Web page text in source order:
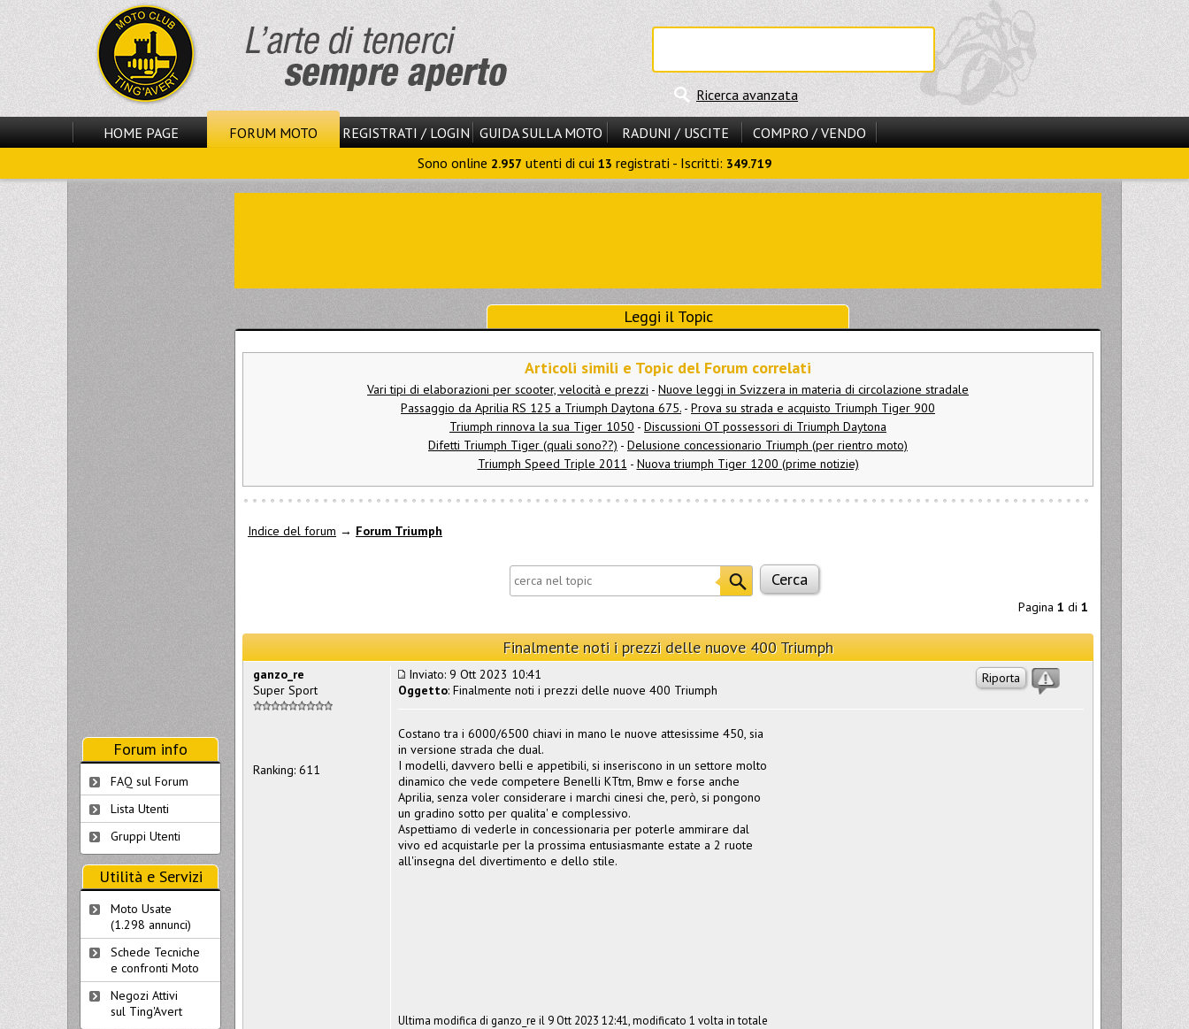
Ricerca avanzata
HOME PAGE FORUM MOTO REGISTRATI / LOGIN GUIDA SULLA MOTO RADUNI / USCITE
COMPRO / VENDO
Sono online 2.957 utenti di cui 13 registrati - Iscritti: 349.719
Leggi il Topic
Articoli simili e Topic del Forum correlati
Vari tipi di elaborazioni per scooter, velocità e prezzi - Nuove leggi in Svizzera in materia di circolazione stradale
Passaggio da Aprilia RS 125 a Triumph Daytona 675. - Prova su strada e acquisto Triumph Tiger 900
Triumph rinnova la sua Tiger 1050 - Discussioni OT possessori di Triumph Daytona
Difetti Triumph Tiger (quali sono??) - Delusione concessionario Triumph (per rientro moto)
Triumph Speed Triple 2011 - Nuova triumph Tiger 1200 (prime notizie)
Indice del forum → Forum Triumph
Pagina 1 di 1
Finalmente noti i prezzi delle nuove 400 Triumph
Riporta
Inviato: 9 Ott 2023 10:41
Oggetto: Finalmente noti i prezzi delle nuove 400 Triumph
Costano tra i 6000/6500 chiavi in mano le nuove attesissime 450, sia
in versione strada che dual.
I modelli, davvero belli e appetibili, si inseriscono in un settore molto
dinamico che vede competere Benelli KTtm, Bmw e forse anche
Aprilia, senza voler considerare i marchi cinesi che, però, si pongono
un gradino sotto per qualita' e complessivo.
Aspettiamo di vederle in concessionaria per poterle ammirare dal
vivo ed acquistarle per la prossima entusiasmante estate a 2 ruote
all'insegna del divertimento e dello stile.
Ultima modifica di ganzo_re il 9 Ott 2023 12:41, modificato 1 volta in totale
ganzo_re
Super Sport
Ranking: 611
Forum info
FAQ sul Forum
Lista Utenti
Gruppi Utenti
Utilità e Servizi
Moto Usate
(1.298 annunci)
Schede Tecniche
e confronti Moto
Negozi Attivi
sul Ting'Avert